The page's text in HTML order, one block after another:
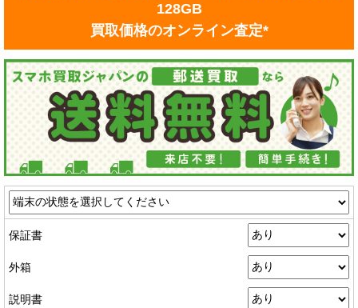
128GB
買取価格のオンライン査定*
保証書
外箱
説明書